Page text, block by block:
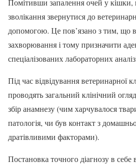
Помітивши запалення очей у кішки,
зволікання звернутися до
допомогою. Це пов’язано з тим, що
захворювання і тому призначити
спеціалізованих лабораторних
Під час відвідування ветеринарної
проводять загальний клінічний
збір анамнезу (чим харчувалося
патологія, чи був контакт з
дратівливими факторами).
Постановка точного діагнозу в